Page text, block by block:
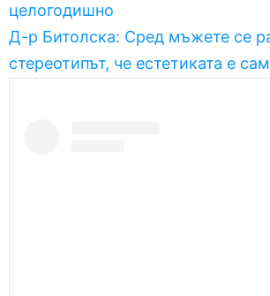
целогодишно
Д-р Битолска: Сред мъжете се
стереотипът, че естетиката е